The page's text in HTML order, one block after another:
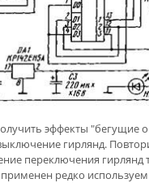
эффекты "бегущие
гирлянд.
переключения гирлянд
редко